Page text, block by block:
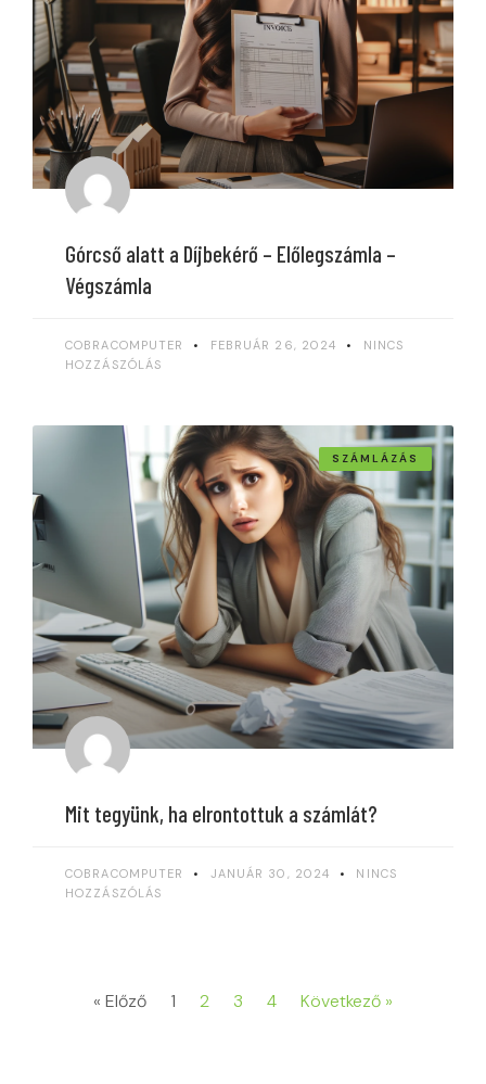
Górcső alatt a Díjbekérő – Előlegszámla –
Végszámla
COBRACOMPUTER FEBRUÁR 26, 2024
NINCS
HOZZÁSZÓLÁS
SZÁMLÁZÁS
Mit tegyünk, ha elrontottuk a számlát?
COBRACOMPUTER JANUÁR 30, 2024
NINCS
HOZZÁSZÓLÁS
« Előző 1 2 3 4 Következő »